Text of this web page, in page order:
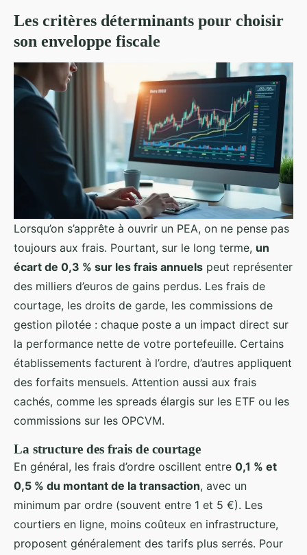
Les critères déterminants pour choisir
son enveloppe fiscale
Lorsqu’on s’apprête à ouvrir un PEA, on ne pense pas
toujours aux frais. Pourtant, sur le long terme, un
écart de 0,3 % sur les frais annuels peut représenter
des milliers d’euros de gains perdus. Les frais de
courtage, les droits de garde, les commissions de
gestion pilotée : chaque poste a un impact direct sur
la performance nette de votre portefeuille. Certains
établissements facturent à l’ordre, d’autres appliquent
des forfaits mensuels. Attention aussi aux frais
cachés, comme les spreads élargis sur les ETF ou les
commissions sur les OPCVM.
La structure des frais de courtage
En général, les frais d’ordre oscillent entre 0,1 % et
0,5 % du montant de la transaction, avec un
minimum par ordre (souvent entre 1 et 5 €). Les
courtiers en ligne, moins coûteux en infrastructure,
proposent généralement des tarifs plus serrés. Pour